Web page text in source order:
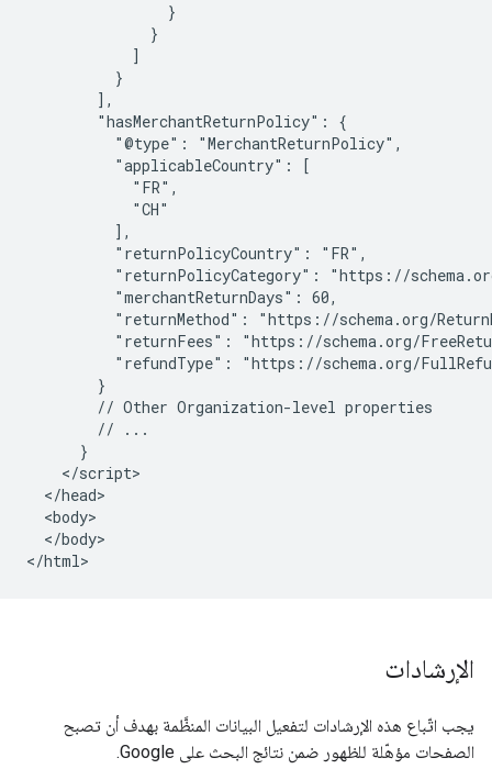
                }
              }
            ]
          }
        ],
        "hasMerchantReturnPolicy": {
          "@type": "MerchantReturnPolicy",
          "applicableCountry": [
            "FR",
            "CH"
          ],
          "returnPolicyCountry": "FR",
"returnPolicyCategory": "https://
          "merchantReturnDays": 60,
"returnMethod": "https://schema.org/
"returnFees": "https://schema.org/
"refundType": "https://schema.org/
        }
        // Other Organization-level properties
        // ...
      }
    </script>
  </head>
  <body>
  </body>
</html>
الإرشادات
يجب اتّباع هذه الإرشادات لتفعيل البيانات المنظَّمة بهدف أن تصبح
الصفحات مؤهّلة للظهور ضمن نتائج البحث على Google.